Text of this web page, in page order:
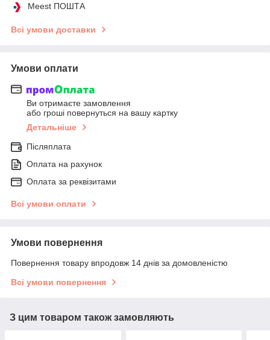
Meest ПОШТА
Всі умови доставки
Умови оплати
Ви отримаєте замовлення
або гроші повернуться на вашу картку
Детальніше
Післяплата
Оплата на рахунок
Оплата за реквізитами
Всі умови оплати
Умови повернення
Повернення товару впродовж 14 днів за домовленістю
Всі умови повернення
З цим товаром також замовляють